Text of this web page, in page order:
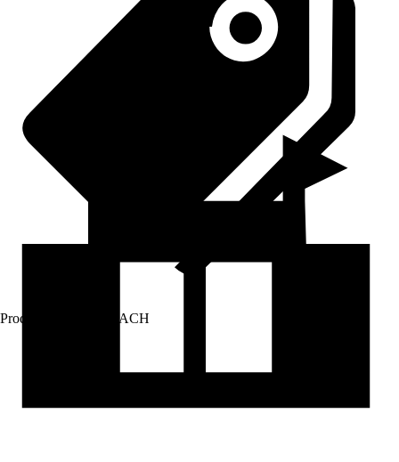
Prodej přes: HORNBACH